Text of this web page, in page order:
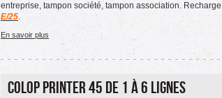
entreprise, tampon société, tampon association. Recharge
E/25.
En savoir plus
Colop Printer 45 de 1 à 6 lignes